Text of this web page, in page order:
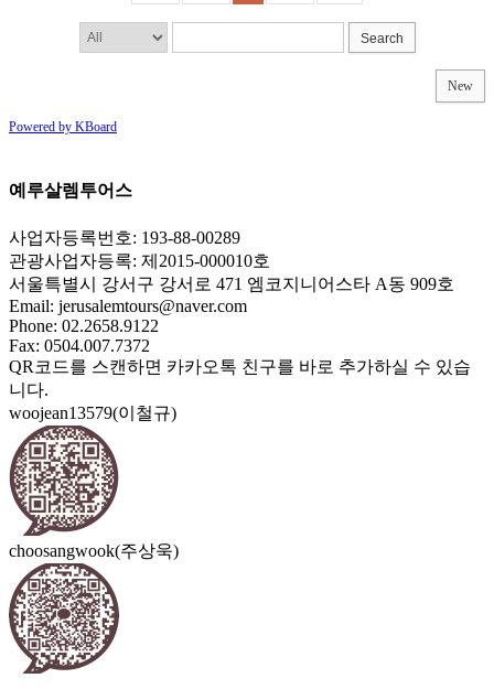
Search
New
Powered by KBoard
예루살렘투어스
사업자등록번호: 193-88-00289
관광사업자등록: 제2015-000010호
서울특별시 강서구 강서로 471 엠코지니어스타 A동 909호
Email: jerusalemtours@naver.com
Phone: 02.2658.9122
Fax: 0504.007.7372
QR코드를 스캔하면 카카오톡 친구를 바로 추가하실 수 있습
니다.
woojean13579(이철규)
choosangwook(주상욱)